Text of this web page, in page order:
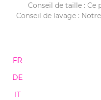
Conseil de taille :
Conseil de lavage :
FR
DE
IT